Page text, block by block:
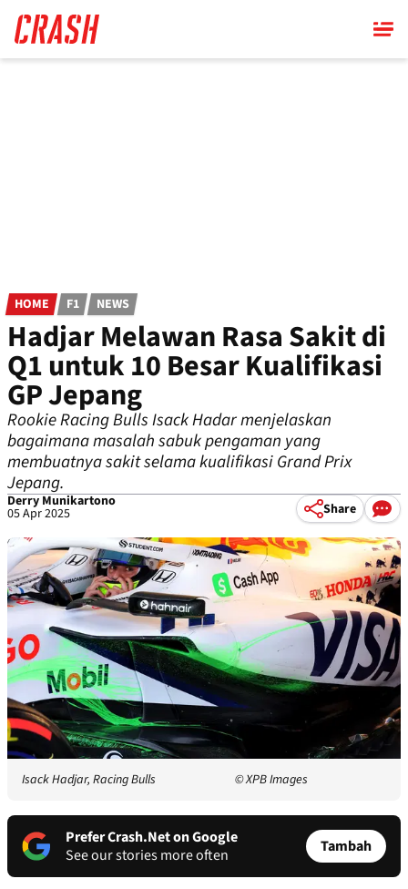
main
content
HOME F1 NEWS
Hadjar Melawan Rasa Sakit di
Q1 untuk 10 Besar Kualifikasi
GP Jepang
Rookie Racing Bulls Isack Hadar menjelaskan
bagaimana masalah sabuk pengaman yang
membuatnya sakit selama kualifikasi Grand Prix
Jepang.
Derry Munikartono
05 Apr 2025 Share
Isack Hadjar, Racing Bulls © XPB Images
Prefer Crash.Net on Google
See our stories more often
Tambah